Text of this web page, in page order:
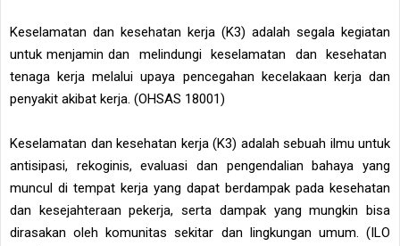
Keselamatan dan kesehatan kerja (K3) adalah segala kegiatan
untuk menjamin dan melindungi keselamatan dan kesehatan
tenaga kerja melalui upaya pencegahan kecelakaan kerja dan
penyakit akibat kerja. (OHSAS 18001)
Keselamatan dan kesehatan kerja (K3) adalah sebuah ilmu untuk
antisipasi, rekoginis, evaluasi dan pengendalian bahaya yang
muncul di tempat kerja yang dapat berdampak pada kesehatan
dan kesejahteraan pekerja, serta dampak yang mungkin bisa
dirasakan oleh komunitas sekitar dan lingkungan umum. (ILO